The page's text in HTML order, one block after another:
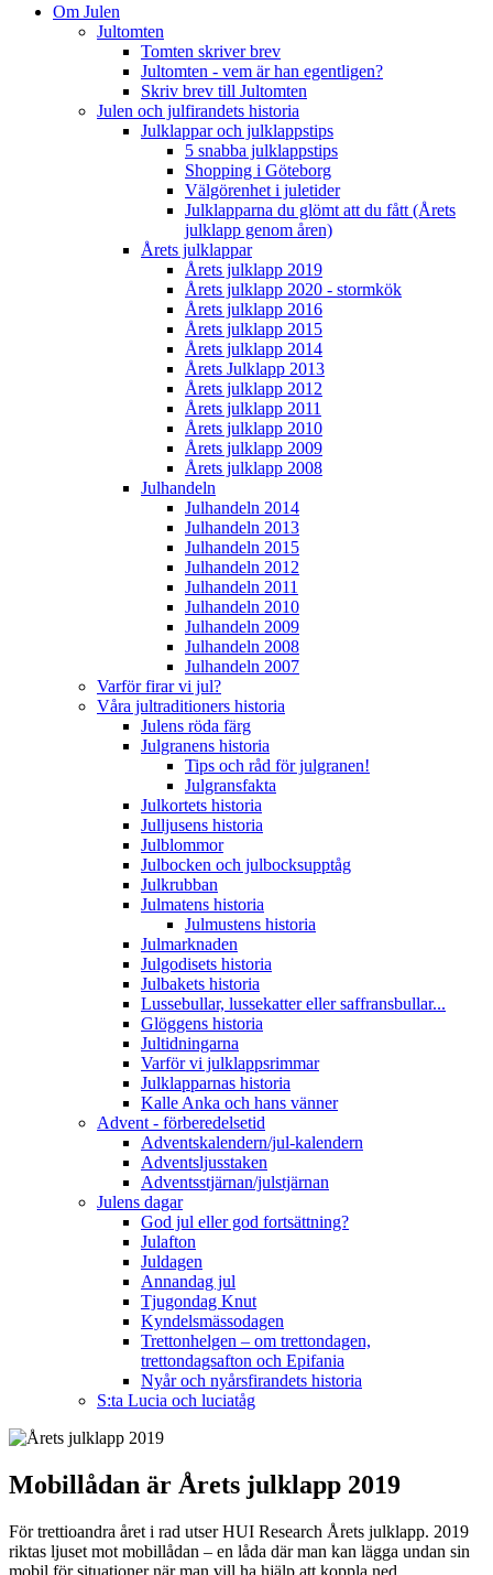
Om Julen
Jultomten
Tomten skriver brev
Jultomten - vem är han egentligen?
Skriv brev till Jultomten
Julen och julfirandets historia
Julklappar och julklappstips
5 snabba julklappstips
Shopping i Göteborg
Välgörenhet i juletider
Julklapparna du glömt att du fått (Årets
julklapp genom åren)
Årets julklappar
Årets julklapp 2019
Årets julklapp 2020 - stormkök
Årets julklapp 2016
Årets julklapp 2015
Årets julklapp 2014
Årets Julklapp 2013
Årets julklapp 2012
Årets julklapp 2011
Årets julklapp 2010
Årets julklapp 2009
Årets julklapp 2008
Julhandeln
Julhandeln 2014
Julhandeln 2013
Julhandeln 2015
Julhandeln 2012
Julhandeln 2011
Julhandeln 2010
Julhandeln 2009
Julhandeln 2008
Julhandeln 2007
Varför firar vi jul?
Våra jultraditioners historia
Julens röda färg
Julgranens historia
Tips och råd för julgranen!
Julgransfakta
Julkortets historia
Julljusens historia
Julblommor
Julbocken och julbocksupptåg
Julkrubban
Julmatens historia
Julmustens historia
Julmarknaden
Julgodisets historia
Julbakets historia
Lussebullar, lussekatter eller saffransbullar...
Glöggens historia
Jultidningarna
Varför vi julklappsrimmar
Julklapparnas historia
Kalle Anka och hans vänner
Advent - förberedelsetid
Adventskalendern/jul-kalendern
Adventsljusstaken
Adventsstjärnan/julstjärnan
Julens dagar
God jul eller god fortsättning?
Julafton
Juldagen
Annandag jul
Tjugondag Knut
Kyndelsmässodagen
Trettonhelgen – om trettondagen,
trettondagsafton och Epifania
Nyår och nyårsfirandets historia
S:ta Lucia och luciatåg
Mobillådan är Årets julklapp 2019
För trettioandra året i rad utser HUI Research Årets julklapp. 2019
riktas ljuset mot mobillådan – en låda där man kan lägga undan sin
mobil för situationer när man vill ha hjälp att koppla ned.